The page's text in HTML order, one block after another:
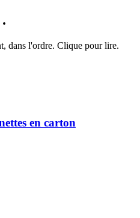
dans l'ordre. Clique pour lire.
en carton